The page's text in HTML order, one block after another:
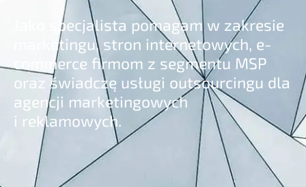
Jako specjalista pomagam w zakresie
marketingu, stron internetowych, e-
commerce firmom z segmentu MSP
oraz świadczę usługi outsourcingu dla
agencji marketingowych
i reklamowych.